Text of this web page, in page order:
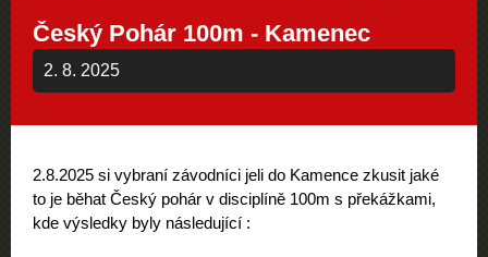
Český Pohár 100m - Kamenec
2. 8. 2025
2.8.2025 si vybraní závodníci jeli do Kamence zkusit jaké
to je běhat Český pohár v disciplíně 100m s překážkami,
kde výsledky byly následující :